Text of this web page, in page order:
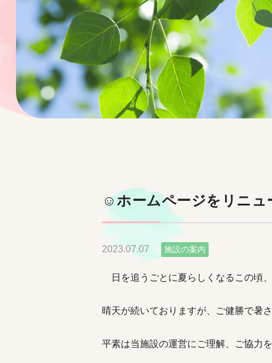
☺ホームページをリニ
2023.07.07 施設の案内
日を追うごとに夏らしくなるこの頃
晴天が続いておりますが、ご健勝で暑
平素は当施設の運営にご理解、ご協力